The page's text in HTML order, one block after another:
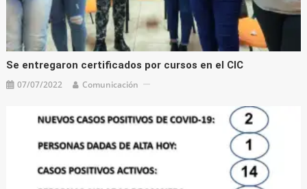
Se entregaron certificados por cursos en el CIC
07/07/2022 Comunicación